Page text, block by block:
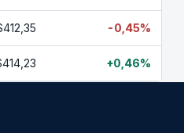
-0,45%
+0,46%